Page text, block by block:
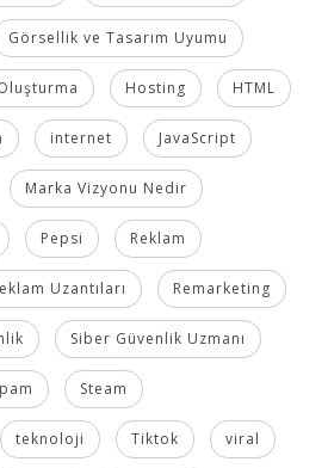
Görsellik ve Tasarım Uyumu
Hosting HTML
internet JavaScript
Marka Vizyonu Nedir
Pepsi Reklam
Uzantıları Remarketing
Siber Güvenlik Uzmanı
Steam
teknoloji Tiktok viral